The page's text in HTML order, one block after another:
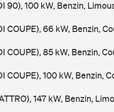
90), 100 kW, Benzin,
COUPE), 66 kW, Benzin,
COUPE), 85 kW, Benzin,
COUPE), 100 kW, Benzin,
147 kW, Benzin,